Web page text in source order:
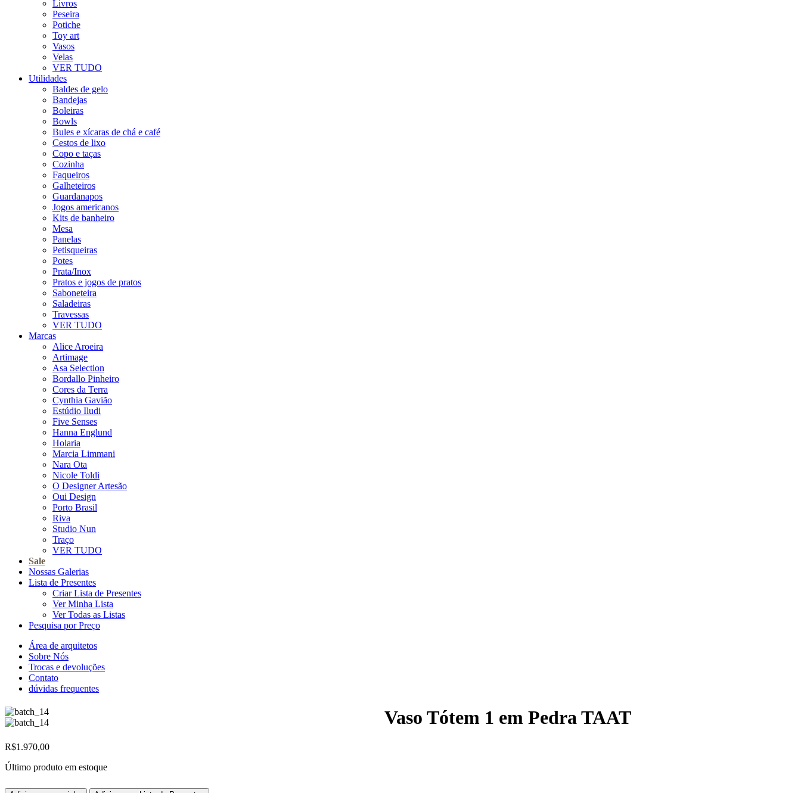
Livros
Peseira
Potiche
Toy art
Vasos
Velas
VER TUDO
Utilidades
Baldes de gelo
Bandejas
Boleiras
Bowls
Bules e xícaras de chá e café
Cestos de lixo
Copo e taças
Cozinha
Faqueiros
Galheteiros
Guardanapos
Jogos americanos
Kits de banheiro
Mesa
Panelas
Petisqueiras
Potes
Prata/Inox
Pratos e jogos de pratos
Saboneteira
Saladeiras
Travessas
VER TUDO
Marcas
Alice Aroeira
Artimage
Asa Selection
Bordallo Pinheiro
Cores da Terra
Cynthia Gavião
Estúdio Iludi
Five Senses
Hanna Englund
Holaria
Marcia Limmani
Nara Ota
Nicole Toldi
O Designer Artesão
Oui Design
Porto Brasil
Riva
Studio Nun
Traço
VER TUDO
Sale
Nossas Galerias
Lista de Presentes
Criar Lista de Presentes
Ver Minha Lista
Ver Todas as Listas
Pesquisa por Preço
Área de arquitetos
Sobre Nós
Trocas e devoluções
Contato
dúvidas frequentes
Vaso Tótem 1 em Pedra TAAT
R$1.970,00
Último produto em estoque